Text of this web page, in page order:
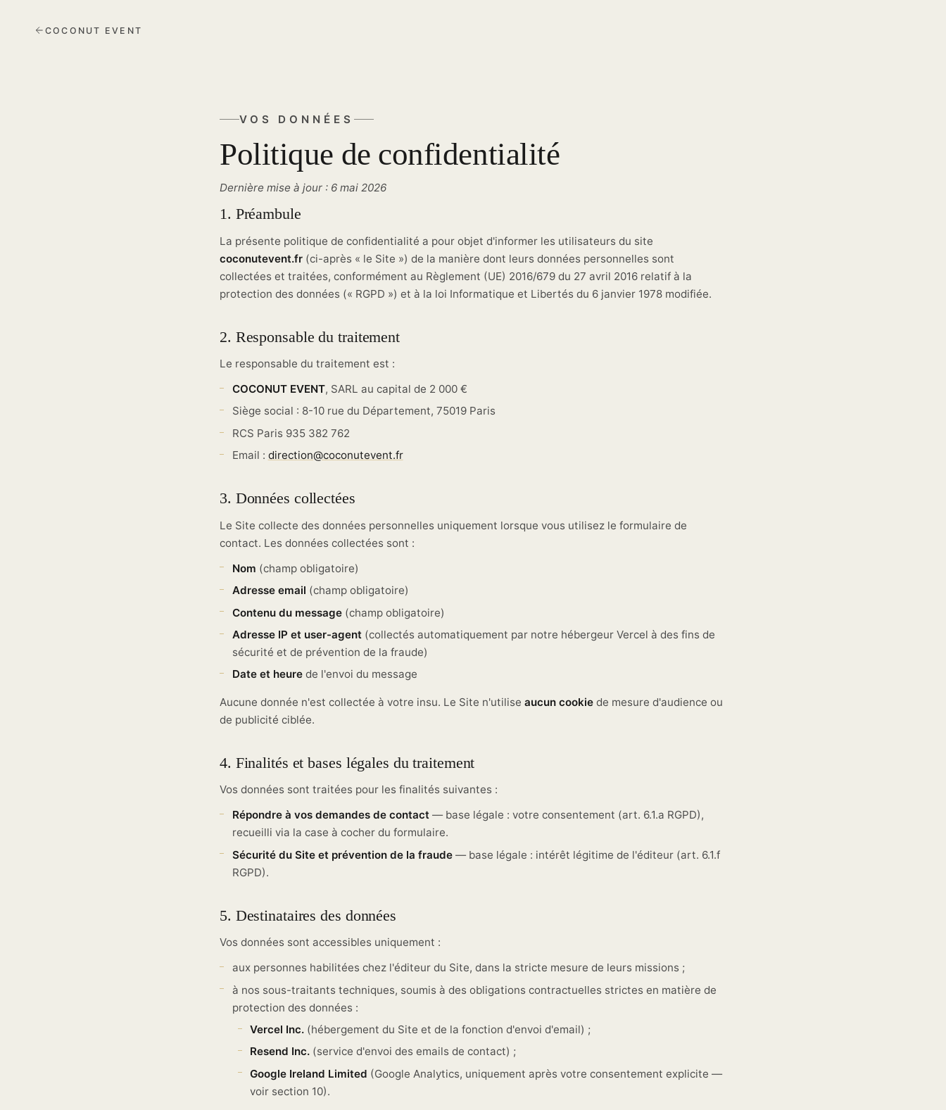
COCONUT EVENT
VOS DONNÉES
Politique de confidentialité
Dernière mise à jour : 6 mai 2026
1. Préambule
La présente politique de confidentialité a pour objet d'informer les utilisateurs du site
coconutevent.fr (ci-après « le Site ») de la manière dont leurs données personnelles sont
collectées et traitées, conformément au Règlement (UE) 2016/679 du 27 avril 2016 relatif à la
protection des données (« RGPD ») et à la loi Informatique et Libertés du 6 janvier 1978 modifiée.
2. Responsable du traitement
Le responsable du traitement est :
COCONUT EVENT, SARL au capital de 2 000 €
Siège social : 8-10 rue du Département, 75019 Paris
RCS Paris 935 382 762
Email : direction@coconutevent.fr
3. Données collectées
Le Site collecte des données personnelles uniquement lorsque vous utilisez le formulaire de
contact. Les données collectées sont :
Nom (champ obligatoire)
Adresse email (champ obligatoire)
Contenu du message(champ obligatoire)
Adresse IP et user-agent(collectés automatiquement par notre hébergeur Vercel à des fins de
sécurité et de prévention de la fraude)
Date et heurede l'envoi du message
Aucune donnée n'est collectée à votre insu. Le Site n'utilise aucun cookie de mesure d'audience ou
de publicité ciblée.
4. Finalités et bases légales du traitement
Vos données sont traitées pour les finalités suivantes :
Répondre à vos demandes de contact— base légale : votre consentement (art. 6.1.a RGPD),
recueilli via la case à cocher du formulaire.
Sécurité du Site et prévention de la fraude— base légale : intérêt légitime de l'éditeur (art. 6.1.f
RGPD).
5. Destinataires des données
Vos données sont accessibles uniquement :
aux personnes habilitées chez l'éditeur du Site, dans la stricte mesure de leurs missions ;
à nos sous-traitants techniques, soumis à des obligations contractuelles strictes en matière de
protection des données :
Vercel Inc. (hébergement du Site et de la fonction d'envoi d'email) ;
Resend Inc. (service d'envoi des emails de contact) ;
Google Ireland Limited (Google Analytics, uniquement après votre consentement explicite —
voir section 10).